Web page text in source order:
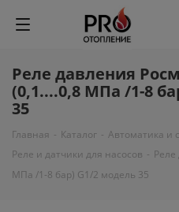
Реле давления
(0,1....0,8 МПа /1-8
35
Главная - Каталог - Автоматика и
Реле и датчики для насосов - Реле
МПа /1-8 бар) G1/2 модель 35